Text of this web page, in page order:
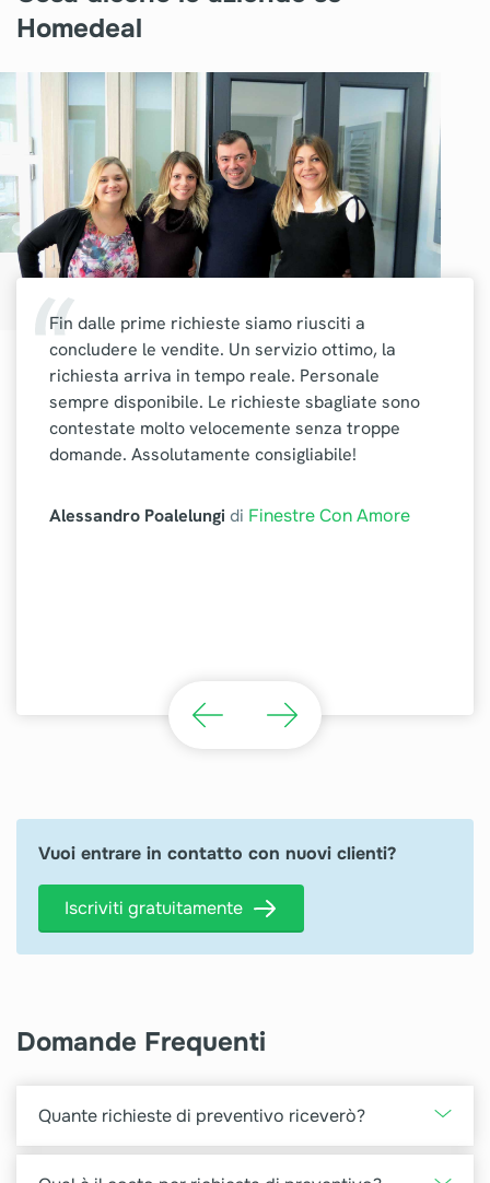
Homedeal
Fin dalle prime richieste siamo riusciti a
concludere le vendite. Un servizio ottimo, la
richiesta arriva in tempo reale. Personale
sempre disponibile. Le richieste sbagliate sono
contestate molto velocemente senza troppe
domande. Assolutamente consigliabile!
Alessandro Poalelungi di Finestre Con Amore
Vuoi entrare in contatto con nuovi clienti?
Iscriviti gratuitamente
Domande Frequenti
Quante richieste di preventivo riceverò?
La quantità di lead che riceverai dipende da fattori